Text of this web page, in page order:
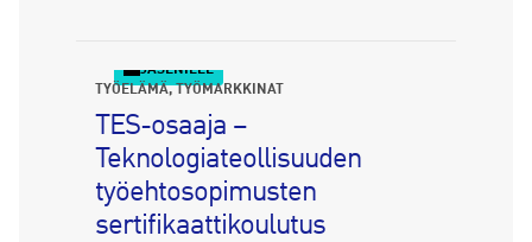
JÄSENILLE
TYÖELÄMÄ TYÖMARKKINAT
TES-osaaja –
Teknologiateollisuuden
työehtosopimusten
sertifikaattikoulutus